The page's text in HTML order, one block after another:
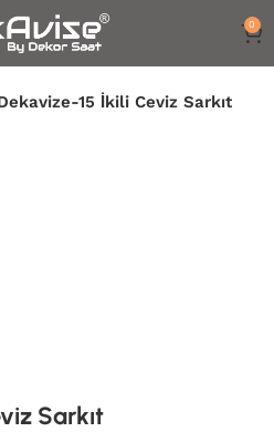
0
15 İkili Ceviz Sarkıt
Sarkıt